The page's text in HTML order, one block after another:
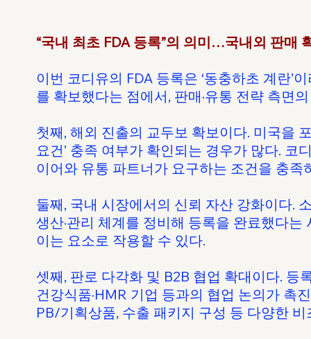
“국내 최초 FDA 등록”의 의미…국내외 판매
이번 코디유의 FDA 등록은 ‘동충하초 계란’
를 확보했다는 점에서, 판매·유통 전략 측면
첫째, 해외 진출의 교두보 확보이다. 미국을
요건’ 충족 여부가 확인되는 경우가 많다.
이어와 유통 파트너가 요구하는 조건을 충
둘째, 국내 시장에서의 신뢰 자산 강화이다.
생산·관리 체계를 정비해 등록을 완료했다
이는 요소로 작용할 수 있다.
셋째, 판로 다각화 및 B2B 협업 확대이다. 등
건강식품·HMR 기업 등과의 협업 논의가 촉
PB/기획상품, 수출 패키지 구성 등 다양한